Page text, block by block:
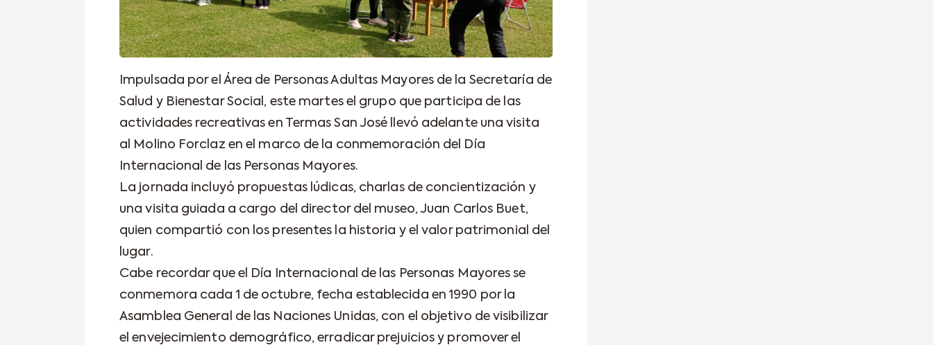
Impulsada por el Área de Personas Adultas Mayores de la Secretaría de
Salud y Bienestar Social, este martes el grupo que participa de las
actividades recreativas en Termas San José llevó adelante una visita
al Molino Forclaz en el marco de la conmemoración del Día
Internacional de las Personas Mayores.
La jornada incluyó propuestas lúdicas, charlas de concientización y
una visita guiada a cargo del director del museo, Juan Carlos Buet,
quien compartió con los presentes la historia y el valor patrimonial del
lugar.
Cabe recordar que el Día Internacional de las Personas Mayores se
conmemora cada 1 de octubre, fecha establecida en 1990 por la
Asamblea General de las Naciones Unidas, con el objetivo de visibilizar
el envejecimiento demográfico, erradicar prejuicios y promover el